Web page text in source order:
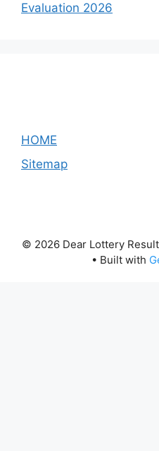
Evaluation 2026
HOME
Sitemap
© 2026 Dear Lottery
• Built with